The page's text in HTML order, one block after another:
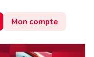
Mon compte